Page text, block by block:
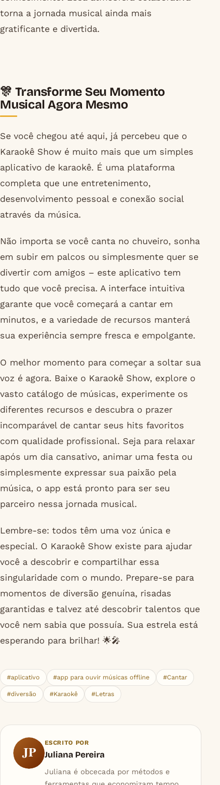
torna a jornada musical ainda mais
gratificante e divertida.
🎊 Transforme Seu Momento
Musical Agora Mesmo
Se você chegou até aqui, já percebeu que o
Karaokê Show é muito mais que um simples
aplicativo de karaokê. É uma plataforma
completa que une entretenimento,
desenvolvimento pessoal e conexão social
através da música.
Não importa se você canta no chuveiro, sonha
em subir em palcos ou simplesmente quer se
divertir com amigos – este aplicativo tem
tudo que você precisa. A interface intuitiva
garante que você começará a cantar em
minutos, e a variedade de recursos manterá
sua experiência sempre fresca e empolgante.
O melhor momento para começar a soltar sua
voz é agora. Baixe o Karaokê Show, explore o
vasto catálogo de músicas, experimente os
diferentes recursos e descubra o prazer
incomparável de cantar seus hits favoritos
com qualidade profissional. Seja para relaxar
após um dia cansativo, animar uma festa ou
simplesmente expressar sua paixão pela
música, o app está pronto para ser seu
parceiro nessa jornada musical.
Lembre-se: todos têm uma voz única e
especial. O Karaokê Show existe para ajudar
você a descobrir e compartilhar essa
singularidade com o mundo. Prepare-se para
momentos de diversão genuína, risadas
garantidas e talvez até descobrir talentos que
você nem sabia que possuía. Sua estrela está
esperando para brilhar! 🌟🎤
#aplicativo #app para ouvir músicas offline #Cantar
#diversão #Karaokê #Letras
JP
ESCRITO POR
Juliana Pereira
Juliana é obcecada por métodos e